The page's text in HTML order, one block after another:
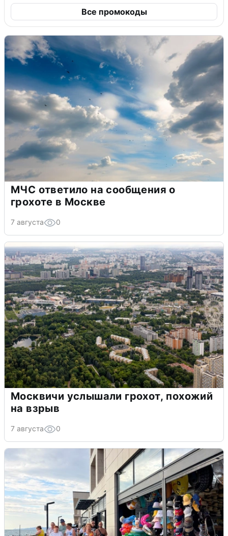
Все промокоды
МЧС ответило на сообщения о
грохоте в Москве
7 августа 0
Москвичи услышали грохот, похожий
на взрыв
7 августа 0